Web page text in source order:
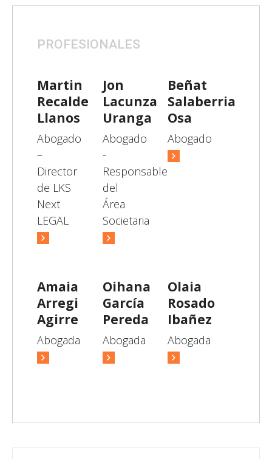
PROFESIONALES
Martin
Recalde
Llanos
Abogado
–
Director
de LKS
Next
LEGAL
Jon
Lacunza
Uranga
Abogado
-
Responsable
del
Área
Societaria
Beñat
Salaberria
Osa
Abogado
Amaia
Arregi
Agirre
Abogada
Oihana
García
Pereda
Abogada
Olaia
Rosado
Ibañez
Abogada